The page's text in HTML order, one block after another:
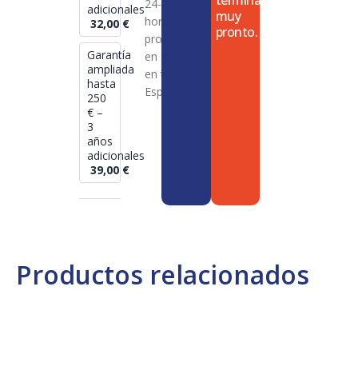
Productos relacionados
adicionales
32,00 €
Garantía
ampliada
hasta
250
€ –
3
años
adicionales
39,00 €
24-72
horas en
productos
en stock
en toda
España
muy
pronto.